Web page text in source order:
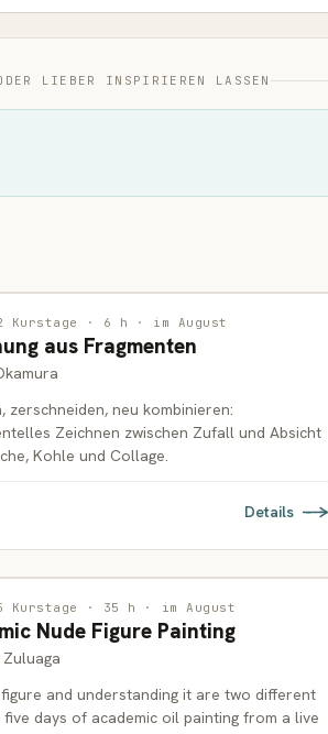
LIEBER INSPIRIEREN LASSEN
Kurstage · 6 h · im August
aus Fragmenten
zerschneiden, neu kombinieren:
Zeichnen zwischen Zufall und Absicht
Kohle und Collage.
Details
Kurstage · 35 h · im August
Nude Figure Painting
figure and understanding it are two different
days of academic oil painting from a live